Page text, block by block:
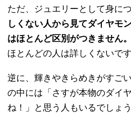
ただ、ジュエリーとして身に
しくない人から見てダイヤモ
はほとんど区別がつきません。
ほとんどの人は詳しくないです
逆に、輝きやきらめきがすご
の中には「さすが本物のダイ
ね！」と思う人もいるでしょう